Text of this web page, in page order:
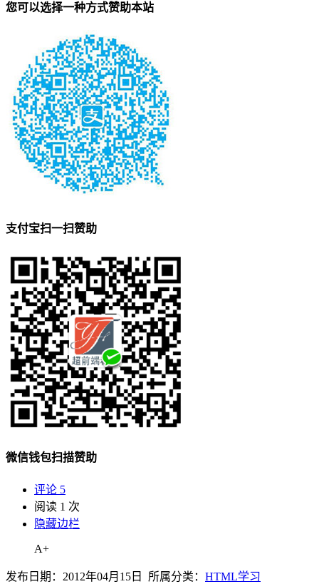
您可以选择一种方式赞助本站
支付宝扫一扫赞助
微信钱包扫描赞助
评论 5
阅读 1 次
隐藏边栏
A+
发布日期：2012年04月15日 所属分类： HTML学习